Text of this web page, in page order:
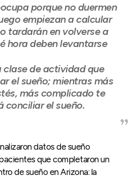
porque no duermen
empiezan a calcular
tardarán en volverse a
hora deben levantarse
clase de actividad que
el sueño; mientras más
más complicado te
conciliar el sueño.
datos de sueño
que completaron un
de sueño en Arizona: la